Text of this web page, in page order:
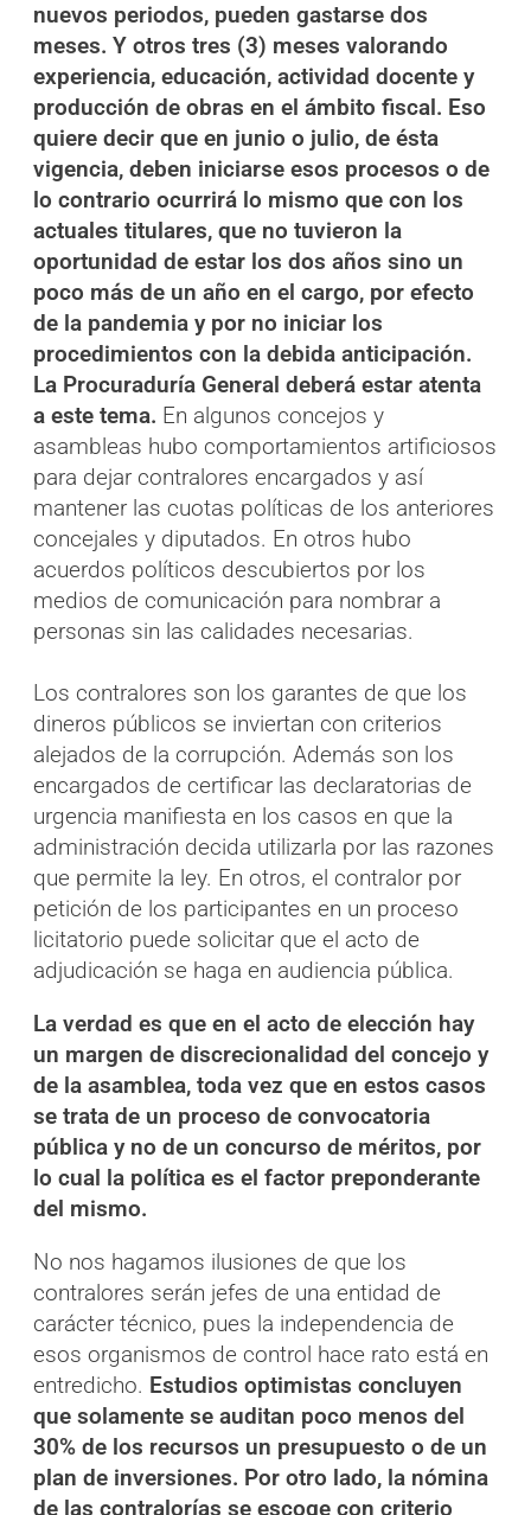
nuevos periodos, pueden gastarse dos
meses. Y otros tres (3) meses valorando
experiencia, educación, actividad docente y
producción de obras en el ámbito fiscal. Eso
quiere decir que en junio o julio, de ésta
vigencia, deben iniciarse esos procesos o de
lo contrario ocurrirá lo mismo que con los
actuales titulares, que no tuvieron la
oportunidad de estar los dos años sino un
poco más de un año en el cargo, por efecto
de la pandemia y por no iniciar los
procedimientos con la debida anticipación.
La Procuraduría General deberá estar atenta
a este tema. En algunos concejos y
asambleas hubo comportamientos artificiosos
para dejar contralores encargados y así
mantener las cuotas políticas de los anteriores
concejales y diputados. En otros hubo
acuerdos políticos descubiertos por los
medios de comunicación para nombrar a
personas sin las calidades necesarias.
Los contralores son los garantes de que los
dineros públicos se inviertan con criterios
alejados de la corrupción. Además son los
encargados de certificar las declaratorias de
urgencia manifiesta en los casos en que la
administración decida utilizarla por las razones
que permite la ley. En otros, el contralor por
petición de los participantes en un proceso
licitatorio puede solicitar que el acto de
adjudicación se haga en audiencia pública.
La verdad es que en el acto de elección hay
un margen de discrecionalidad del concejo y
de la asamblea, toda vez que en estos casos
se trata de un proceso de convocatoria
pública y no de un concurso de méritos, por
lo cual la política es el factor preponderante
del mismo.
No nos hagamos ilusiones de que los
contralores serán jefes de una entidad de
carácter técnico, pues la independencia de
esos organismos de control hace rato está en
entredicho. Estudios optimistas concluyen
que solamente se auditan poco menos del
30% de los recursos un presupuesto o de un
plan de inversiones. Por otro lado, la nómina
de las contralorías se escoge con criterio